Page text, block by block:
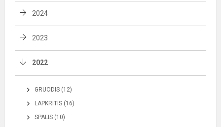
2024
2023
2022
GRUODIS (12)
LAPKRITIS (16)
SPALIS (10)